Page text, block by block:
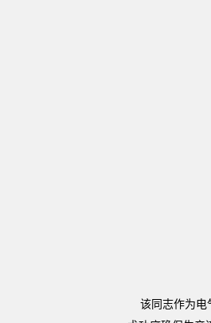
该同志作为电